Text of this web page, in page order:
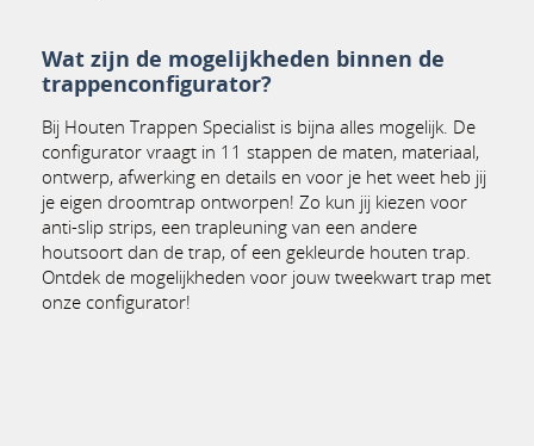
Wat zijn de mogelijkheden binnen de
trappenconfigurator?
Bij Houten Trappen Specialist is bijna alles mogelijk. De
configurator vraagt in 11 stappen de maten, materiaal,
ontwerp, afwerking en details en voor je het weet heb jij
je eigen droomtrap ontworpen! Zo kun jij kiezen voor
anti-slip strips, een trapleuning van een andere
houtsoort dan de trap, of een gekleurde houten trap.
Ontdek de mogelijkheden voor jouw tweekwart trap met
onze configurator!